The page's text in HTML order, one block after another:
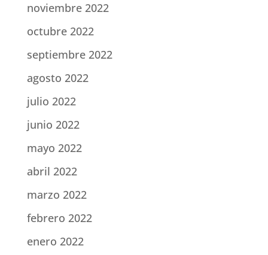
noviembre 2022
octubre 2022
septiembre 2022
agosto 2022
julio 2022
junio 2022
mayo 2022
abril 2022
marzo 2022
febrero 2022
enero 2022